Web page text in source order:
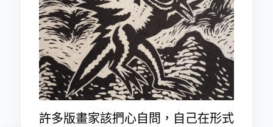
許多版畫家該捫心自問，自己在形式